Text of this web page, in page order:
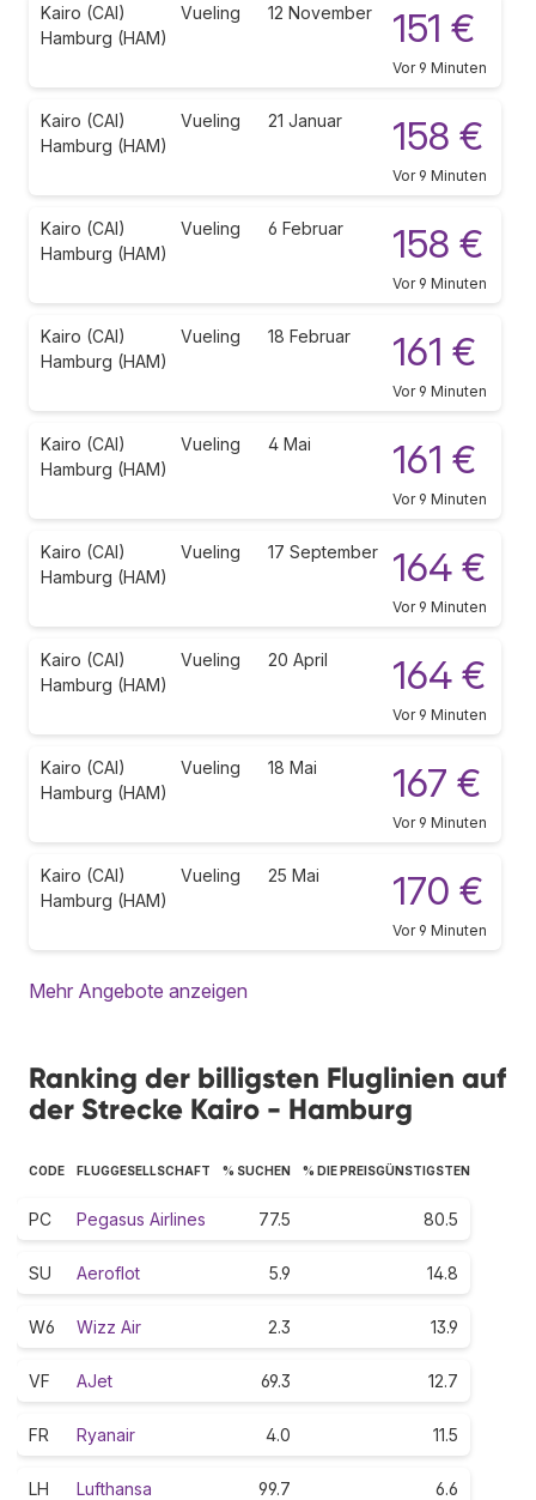
Kairo (CAI)
Hamburg (HAM)
Vueling 12 November 151 €
Vor 9 Minuten
Kairo (CAI)
Hamburg (HAM)
Vueling 21 Januar 158 €
Vor 9 Minuten
Kairo (CAI)
Hamburg (HAM)
Vueling 6 Februar 158 €
Vor 9 Minuten
Kairo (CAI)
Hamburg (HAM)
Vueling 18 Februar 161 €
Vor 9 Minuten
Kairo (CAI)
Hamburg (HAM)
Vueling 4 Mai 161 €
Vor 9 Minuten
Kairo (CAI)
Hamburg (HAM)
Vueling 17 September 164 €
Vor 9 Minuten
Kairo (CAI)
Hamburg (HAM)
Vueling 20 April 164 €
Vor 9 Minuten
Kairo (CAI)
Hamburg (HAM)
Vueling 18 Mai 167 €
Vor 9 Minuten
Kairo (CAI)
Hamburg (HAM)
Vueling 25 Mai 170 €
Vor 9 Minuten
Mehr Angebote anzeigen
Ranking der billigsten Fluglinien auf
der Strecke Kairo - Hamburg
CODE FLUGGESELLSCHAFT % SUCHEN % DIE PREISGÜNSTIGSTEN
PC Pegasus Airlines 77.5 80.5
SU Aeroflot 5.9 14.8
W6 Wizz Air 2.3 13.9
VF AJet 69.3 12.7
FR Ryanair 4.0 11.5
LH Lufthansa 99.7 6.6